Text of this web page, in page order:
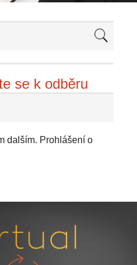
se k odběru
dalším. Prohlášení o